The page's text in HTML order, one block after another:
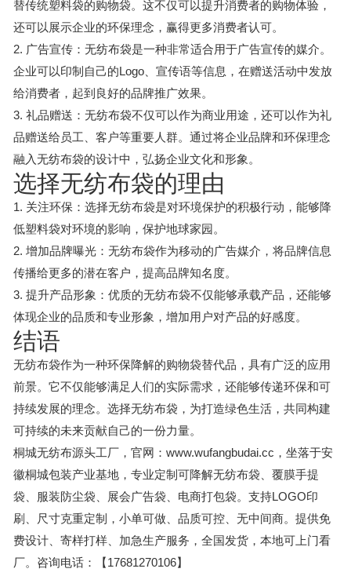
替传统塑料袋的购物袋。这不仅可以提升消费者的购物体验，
还可以展示企业的环保理念，赢得更多消费者认可。
2. 广告宣传：无纺布袋是一种非常适合用于广告宣传的媒介。
企业可以印制自己的Logo、宣传语等信息，在赠送活动中发放
给消费者，起到良好的品牌推广效果。
3. 礼品赠送：无纺布袋不仅可以作为商业用途，还可以作为礼
品赠送给员工、客户等重要人群。通过将企业品牌和环保理念
融入无纺布袋的设计中，弘扬企业文化和形象。
选择无纺布袋的理由
1. 关注环保：选择无纺布袋是对环境保护的积极行动，能够降
低塑料袋对环境的影响，保护地球家园。
2. 增加品牌曝光：无纺布袋作为移动的广告媒介，将品牌信息
传播给更多的潜在客户，提高品牌知名度。
3. 提升产品形象：优质的无纺布袋不仅能够承载产品，还能够
体现企业的品质和专业形象，增加用户对产品的好感度。
结语
无纺布袋作为一种环保降解的购物袋替代品，具有广泛的应用
前景。它不仅能够满足人们的实际需求，还能够传递环保和可
持续发展的理念。选择无纺布袋，为打造绿色生活，共同构建
可持续的未来贡献自己的一份力量。
桐城无纺布源头工厂，官网：www.wufangbudai.cc，坐落于安
徽桐城包装产业基地，专业定制可降解无纺布袋、覆膜手提
袋、服装防尘袋、展会广告袋、电商打包袋。支持LOGO印
刷、尺寸克重定制，小单可做、品质可控、无中间商。提供免
费设计、寄样打样、加急生产服务，全国发货，本地可上门看
厂。咨询电话：【17681270106】